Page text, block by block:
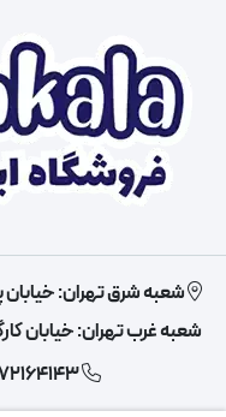
شعبه شرق تهران: خیابان
شعبه غرب تهران: خیابان